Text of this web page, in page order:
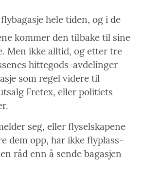
hele tiden, og i de
kommer den tilbake til sine
Men ikke alltid, og etter tre
hittegods-avdelinger
som regel videre til
Fretex, eller politiets
seg, eller flyselskapene
dem opp, har ikke flyplass-
råd enn å sende bagasjen